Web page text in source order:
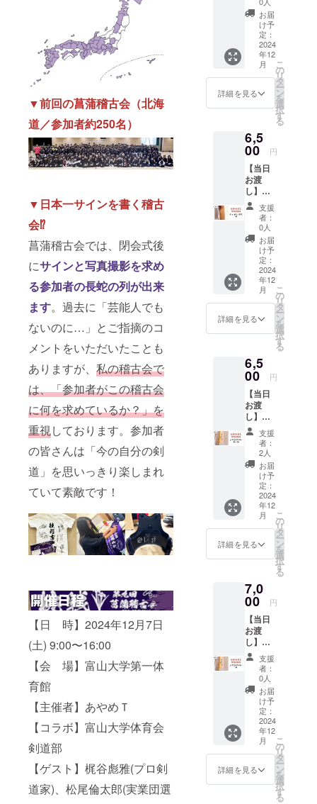
▼前回の菖蒲稽古会（北海
道／参加者約250名）
▼日本一サインを書く稽古
会⁉︎
菖蒲稽古会では、閉会式後
にサインと写真撮影を求め
る参加者の長蛇の列が出来
ます。過去に「芸能人でも
ないのに…」とご指摘のコ
メントをいただいたことも
ありますが、 私の稽古会で
は、「参加者がこの稽古会
に何を求めているか？」を
重視しております。参加者
の皆さんは「今の自分の剣
道」を思いっきり楽しまれ
ていて素敵です！
【日 時】2024年12月7日
(土) 9:00〜16:00
【会 場】富山大学第一体
育館
【主催者】あやめＴ
【コラボ】富山大学体育会
剣道部
【ゲスト】梶谷彪雅(プロ剣
道家)、松尾倫太郎(実業団選
す。
メの一
本で
す。 ※
当日お
渡しで
きな
かった
発送と
なり、
途送料
がかか
りま
す。
28〜
38」の
リター
ンをご
選択下
さい。
・新作
に目が
持ち物
で差を
つけた
い方、
少年指
導関係
の方、
ユーモ
アを大
切にさ
れてい
る方に
オスス
メの一
本で
当日お
渡しで
場合は
発送と
なり、
その場
合は別
途送料
がかか
りま
す。
菖蒲稽
古会in
富山の
応援に
繋がり
ます。
・39サ
イズで
をご希
望の方
ングダ
ム39」
のリ
ターン
をご選
択下さ
い。 ・
新作に
目がな
い方、
他の人
と持ち
物で差
をつけ
関係の
方、
ユーモ
アを大
切にさ
れてい
る方に
オスス
メの一
本で
す。 ※
当日お
渡しで
きな
かった
発送と
なり、
途送料
がかか
りま
す。
38 ・
2024年
12月7日
「菖蒲
稽古会
in富
山」の
会場で
支援者
しする
為、特
別価格
の竹刀
です。
・あな
たの剣
道に笑
顔を。
美味し
そうな
名前の
新作竹
刀で
す！ ・
菖蒲稽
古会in
ます。
・34〜
ズで
す。39
サイズ
をご希
望の方
「チョ
コチュ
ロス
39」の
リター
ンをご
選択下
さい。
方、他
の人と
持ち物
で差を
つけた
い方、
少年指
導関係
の方、
ユーモ
アを大
切にさ
れてい
る方に
オスス
本で
す。 ※
お届
け予
定：
2024
年12
月
詳細を見る
こ
の
リ
タ
ー
ン
を
選
択
す
る
6,5
00 円
【当日
お渡
し】
チョコ
チュロ
ス39 ・
2024年
12月7日
「菖蒲
稽古会
in富
山」の
会場で
支援者
様に直
為、特
別価格
の竹刀
です。
・あな
たの剣
道に笑
顔を。
美味し
そうな
名前の
新作竹
刀で
す！ ・
菖蒲稽
古会in
富山の
・39サ
イズで
34〜38
サイズ
をご希
望の方
「チュ
ロス
39」の
リター
ンをご
選択下
さい。
・新作
に目が
支援
者：
0人
お届
け予
定：
2024
年12
月
詳細を見る
こ
の
リ
タ
ー
ン
を
選
択
す
る
6,5
00 円
【当日
お渡
し】胴
張型エ
クスカ
リバー
36〜38
・2024
年12月7
日「菖
蒲稽古
会in富
山」の
会場で
支援者
しする
為、特
別価格
の竹刀
です。
・胴張
型の聖
剣竹刀
です。
あやめ
Ｔも練
習用で
愛用し
ていま
す。 ・
菖蒲稽
古会in
支援
者：
2人
お届
け予
定：
2024
年12
月
詳細を見る
こ
の
リ
タ
ー
ン
を
選
択
す
る
7,0
00 円
【当日
お渡
し】胴
張型エ
クスカ
リバー
39 ・
2024年
12月7日
「菖蒲
稽古会
in富
山」の
会場で
支援者
支援
者：
0人
お届
け予
定：
2024
年12
月
詳細を見る
こ
の
リ
タ
ー
ン
を
選
択
す
る